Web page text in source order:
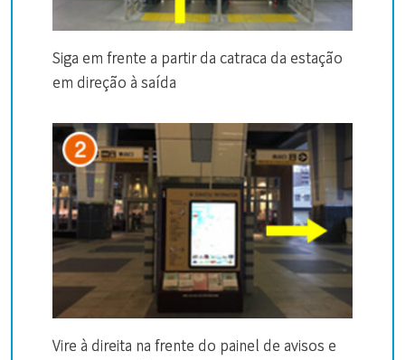
Siga em frente a partir da catraca da estação
em direção à saída
Vire à direita na frente do painel de avisos e